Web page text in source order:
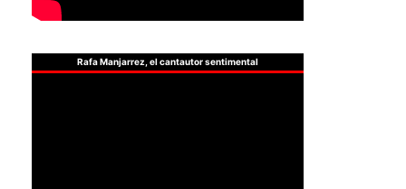
Rafa Manjarrez, el cantautor sentimental